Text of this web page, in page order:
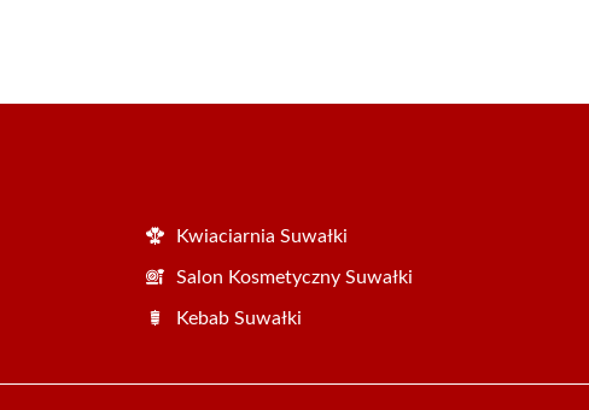
Kwiaciarnia Suwałki
Salon Kosmetyczny Suwałki
Kebab Suwałki